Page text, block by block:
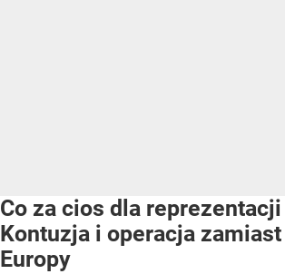
Co za cios dla
Kontuzja i operacja
Europy